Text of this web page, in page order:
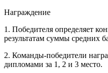
Награждение
1. Победителя определяет
результатам суммы средних
2. Команды-победители
дипломами за 1, 2 и 3 место.